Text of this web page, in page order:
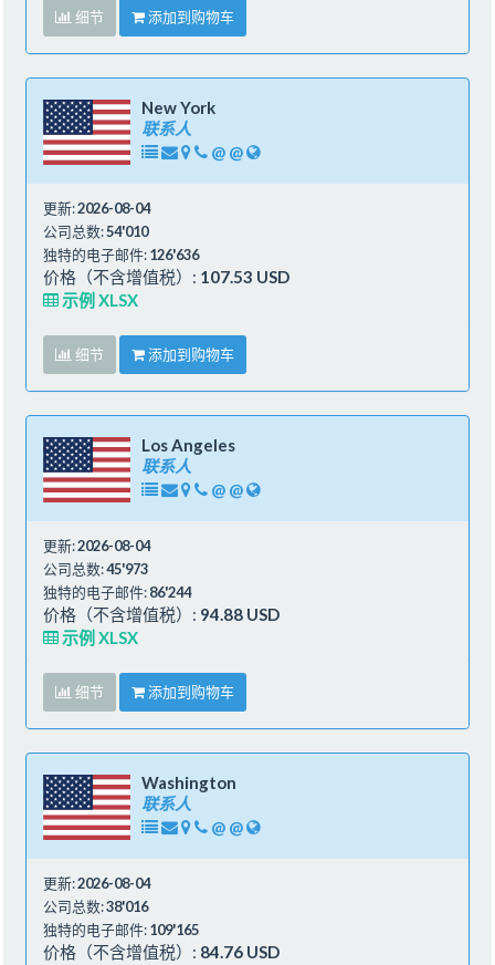
细节 添加到购物车
New York
联系人
@ @
更新:2026-08-04
公司总数:54'010
独特的电子邮件:126'636
价格（不含增值税）: 107.53 USD
示例 XLSX
细节 添加到购物车
Los Angeles
联系人
@ @
更新:2026-08-04
公司总数:45'973
独特的电子邮件:86'244
价格（不含增值税）: 94.88 USD
示例 XLSX
细节 添加到购物车
Washington
联系人
@ @
更新:2026-08-04
公司总数:38'016
独特的电子邮件:109'165
价格（不含增值税）: 84.76 USD